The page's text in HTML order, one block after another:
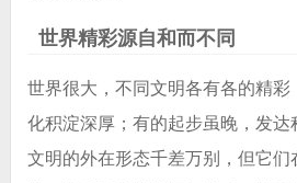
世界精彩源自和而不同
世界很大，不同文明各有各的精彩
化积淀深厚；有的起步虽晚，发达
文明的外在形态千差万别，但它们